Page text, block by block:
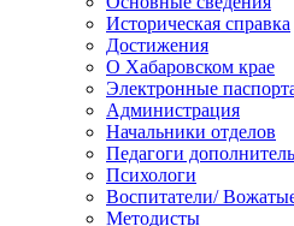
Историческая справка
Достижения
О Хабаровском крае
Электронные
Администрация
Начальники отделов
Педагоги
Психологи
Воспитатели/
Методисты